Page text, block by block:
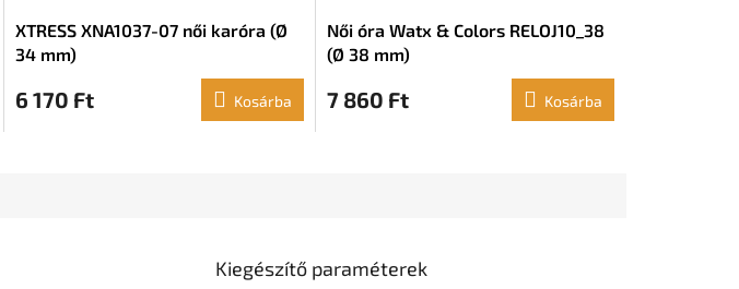
XTRESS XNA1037-07 női karóra (Ø
34 mm)
6 170 Ft Kosárba
Női óra Watx & Colors RELOJ10_38
(Ø 38 mm)
7 860 Ft Kosárba
Kiegészítő paraméterek